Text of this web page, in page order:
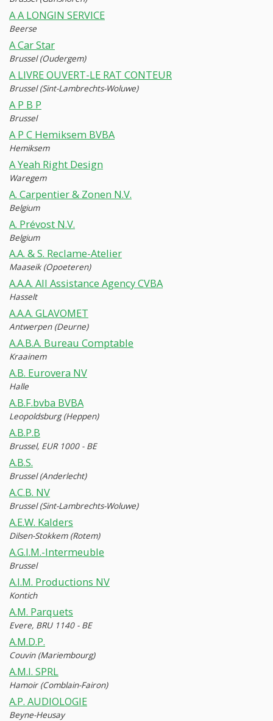
A A LONGIN SERVICE
Beerse
A Car Star
Brussel (Oudergem)
A LIVRE OUVERT-LE RAT CONTEUR
Brussel (Sint-Lambrechts-Woluwe)
A P B P
Brussel
A P C Hemiksem BVBA
Hemiksem
A Yeah Right Design
Waregem
A. Carpentier & Zonen N.V.
Belgium
A. Prévost N.V.
Belgium
A.A. & S. Reclame-Atelier
Maaseik (Opoeteren)
A.A.A. All Assistance Agency CVBA
Hasselt
A.A.A. GLAVOMET
Antwerpen (Deurne)
A.A.B.A. Bureau Comptable
Kraainem
A.B. Eurovera NV
Halle
A.B.F.bvba BVBA
Leopoldsburg (Heppen)
A.B.P.B
Brussel, EUR 1000 - BE
A.B.S.
Brussel (Anderlecht)
A.C.B. NV
Brussel (Sint-Lambrechts-Woluwe)
A.E.W. Kalders
Dilsen-Stokkem (Rotem)
A.G.I.M.-Intermeuble
Brussel
A.I.M. Productions NV
Kontich
A.M. Parquets
Evere, BRU 1140 - BE
A.M.D.P.
Couvin (Mariembourg)
A.M.I. SPRL
Hamoir (Comblain-Fairon)
A.P. AUDIOLOGIE
Beyne-Heusay